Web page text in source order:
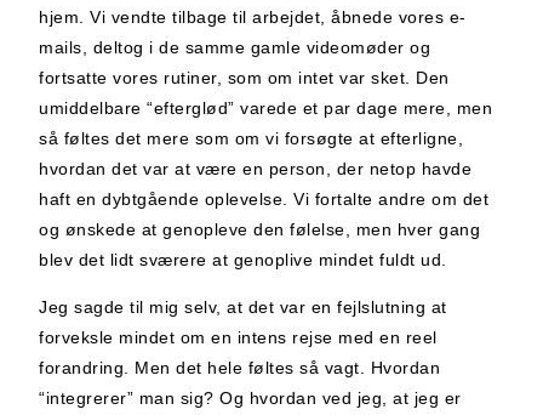
hjem. Vi vendte tilbage til arbejdet, åbnede vores e-
mails, deltog i de samme gamle videomøder og
fortsatte vores rutiner, som om intet var sket. Den
umiddelbare “efterglød” varede et par dage mere, men
så føltes det mere som om vi forsøgte at efterligne,
hvordan det var at være en person, der netop havde
haft en dybtgående oplevelse. Vi fortalte andre om det
og ønskede at genopleve den følelse, men hver gang
blev det lidt sværere at genoplive mindet fuldt ud.
Jeg sagde til mig selv, at det var en fejlslutning at
forveksle mindet om en intens rejse med en reel
forandring. Men det hele føltes så vagt. Hvordan
“integrerer” man sig? Og hvordan ved jeg, at jeg er